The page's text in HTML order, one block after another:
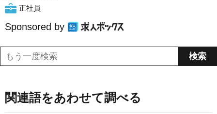
正社員
Sponsored by
関連語をあわせて調べる